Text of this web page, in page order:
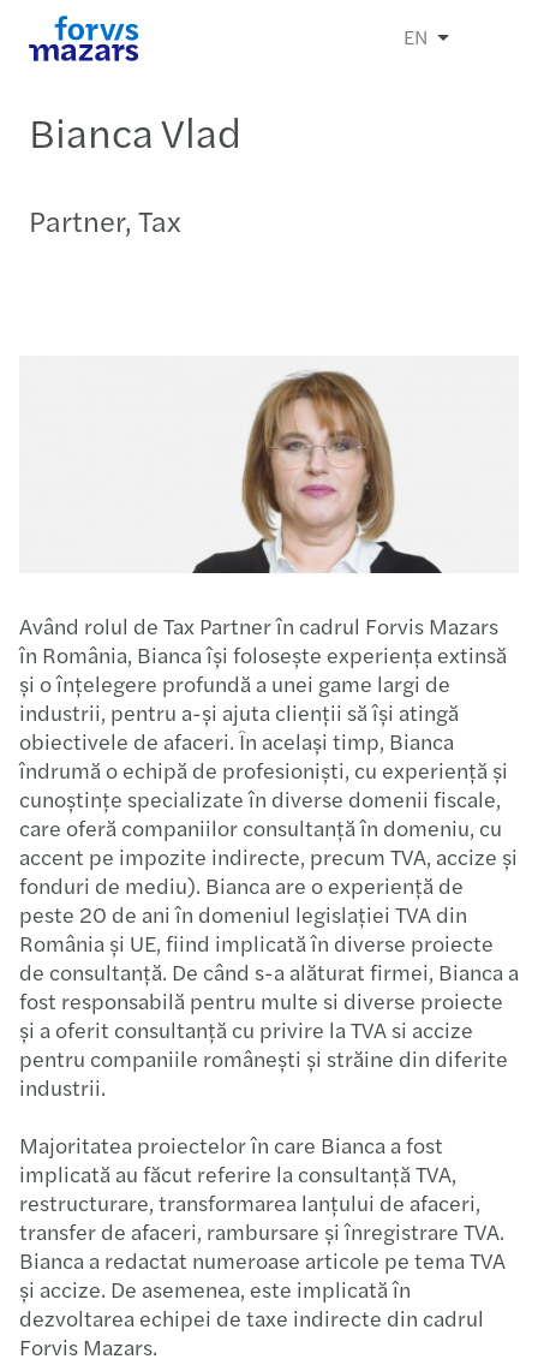
EN
Bianca Vlad
Partner, Tax
Având rolul de Tax Partner în cadrul Forvis Mazars
în România, Bianca își folosește experiența extinsă
și o înțelegere profundă a unei game largi de
industrii, pentru a-și ajuta clienții să își atingă
obiectivele de afaceri. În același timp, Bianca
îndrumă o echipă de profesioniști, cu experiență și
cunoștințe specializate în diverse domenii fiscale,
care oferă companiilor consultanță în domeniu, cu
accent pe impozite indirecte, precum TVA, accize și
fonduri de mediu).​ Bianca are o experiență de
peste 20 de ani în domeniul legislației TVA din
România și UE, fiind implicată în diverse proiecte
de consultanță. De când s-a alăturat firmei, Bianca a
fost responsabilă pentru multe si diverse proiecte
și a oferit consultanță cu privire la TVA si accize
pentru companiile românești și străine din diferite
industrii.​​
Majoritatea proiectelor în care Bianca a fost
implicată au făcut referire la consultanță TVA,
restructurare, transformarea lanțului de afaceri,
transfer de afaceri, rambursare și înregistrare TVA.
Bianca a redactat numeroase articole pe tema TVA
şi accize. De asemenea, este implicată în
dezvoltarea echipei de taxe indirecte din cadrul
Forvis Mazars.​​